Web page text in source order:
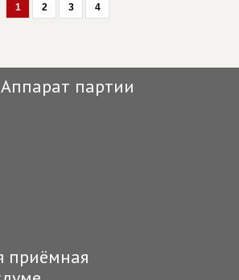
1 2 3 4
партии
приёмная